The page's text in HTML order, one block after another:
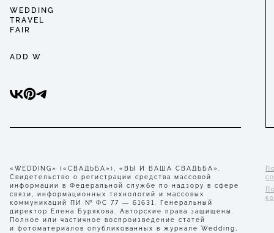
WEDDING
TRAVEL
FAIR
ADD W
«WEDDING» («СВАДЬБА»), «ВЫ И ВАША СВАДЬБА».
Свидетельство о регистрации средства массовой
информации в Федеральной службе по надзору в сфере
связи, информационных технологий и массовых
коммуникаций ПИ № ФС 77 — 61631. Генеральный
директор Елена Бурякова. Авторские права защищены.
Полное или частичное воспроизведение статей
и фотоматериалов опубликованных в журнале Wedding,